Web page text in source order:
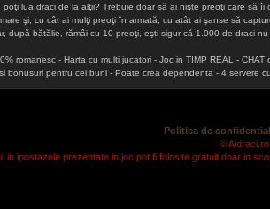
poţi lua draci de la alţii? Trebuie doar să ai nişte preoţi care să
şi, cu cât ai mulţi preoţi în armată, cu atât ai şanse să
după bătălie, rămâi cu 10 preoţi, eşti sigur că 1.000 de draci
romanesc - Harta cu multi jucatori - Joc in TIMP REAL -
bonusuri pentru cei buni - Poate crea dependenta - 4 servere
Politica de
©
in ipostazele prezentate in joc pot fi folosite gratuit doar in